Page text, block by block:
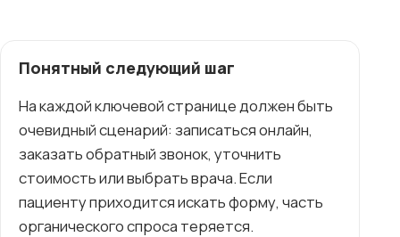
Понятный следующий шаг
На каждой ключевой странице должен быть
очевидный сценарий: записаться онлайн,
заказать обратный звонок, уточнить
стоимость или выбрать врача. Если
пациенту приходится искать форму, часть
органического спроса теряется.